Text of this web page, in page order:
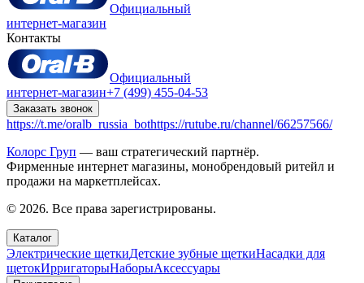
Официальный
интернет-магазин
Контакты
Официальный
интернет-магазин+7 (499) 455-04-53
Заказать звонок
https://t.me/oralb_russia_bothttps://rutube.ru/channel/66257566/
Колорс Груп — ваш стратегический партнёр.
Фирменные интернет магазины, монобрендовый ритейл и
продажи на маркетплейсах.
© 2026. Все права зарегистрированы.
Каталог
Электрические щеткиДетские зубные щеткиНасадки для
щетокИрригаторыНаборыАксессуары